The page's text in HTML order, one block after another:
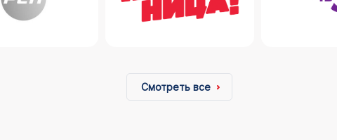
Смотреть все